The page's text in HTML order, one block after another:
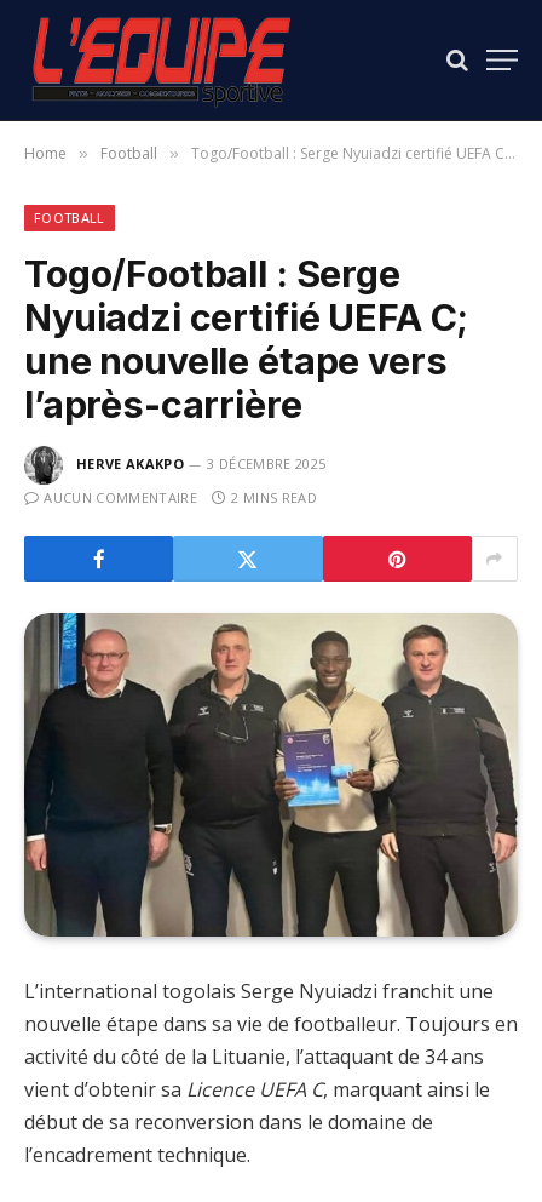
Home » Football » Togo/Football : Serge Nyuiadzi certifié UEFA C; une nouvelle étape vers l’après-carrière
FOOTBALL
Togo/Football : Serge
Nyuiadzi certifié UEFA C;
une nouvelle étape vers
l’après-carrière
HERVE AKAKPO
3 DÉCEMBRE 2025
AUCUN COMMENTAIRE
2 MINS READ
L’international togolais Serge Nyuiadzi franchit une
nouvelle étape dans sa vie de footballeur. Toujours en
activité du côté de la Lituanie, l’attaquant de 34 ans
vient d’obtenir sa Licence UEFA C, marquant ainsi le
début de sa reconversion dans le domaine de
l’encadrement technique.